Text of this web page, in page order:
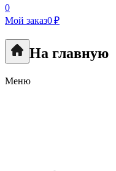
0
Мой заказ0 ₽
На главную
Меню